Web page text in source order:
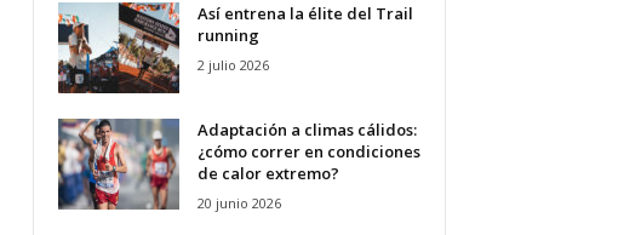
Así entrena la élite del Trail
running
2 julio 2026
Adaptación a climas cálidos:
¿cómo correr en condiciones
de calor extremo?
20 junio 2026